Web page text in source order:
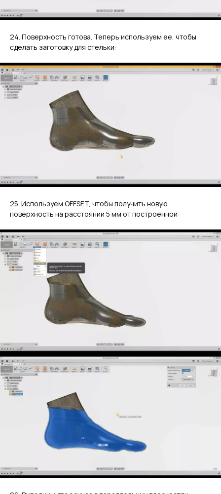
24. Поверхность готова. Теперь используем ее, чтобы
сделать заготовку для стельки:
25. Используем OFFSET, чтобы получить новую
поверхность на расстоянии 5 мм от построенной:
ИЗМЕРИТЕЛЬНОЕ
Портативный Calibry Mini
Портативный Calibry
Универсальный Spectrum
Ручной лазерный Helix
Ручной лазерный Fenix
Метрологический PRO II
Метрологический PRIME
Роботизированный Proton
RANGEVISION
Контакты
Компания
Техподдержка
Дистрибьюторы
Применение
Услуги
ГЛАВНОЕ